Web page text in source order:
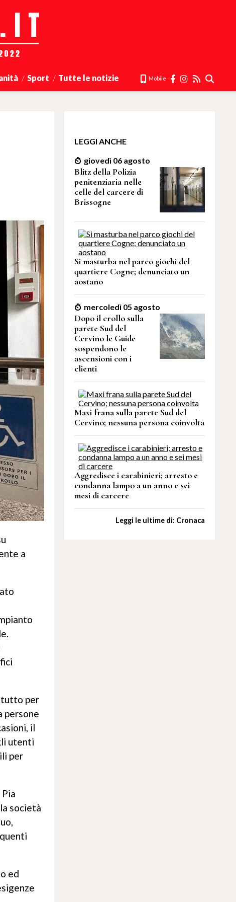
Sport Tutte le notizie Mobile
a
per
persone
il
utenti
per
società
ed
LEGGI ANCHE
giovedì 06 agosto
Blitz della Polizia
penitenziaria nelle
celle del carcere di
Brissogne
Si masturba nel parco giochi del
quartiere Cogne; denunciato un
aostano
mercoledì 05 agosto
Dopo il crollo sulla
parete Sud del
Cervino le Guide
sospendono le
ascensioni con i
clienti
Maxi frana sulla parete Sud del
Cervino; nessuna persona coinvolta
Aggredisce i carabinieri; arresto e
condanna lampo a un anno e sei
mesi di carcere
Leggi le ultime di: Cronaca